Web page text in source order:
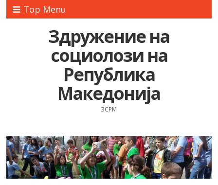
Top Menu
Здружение на
социолози на
Република
Македонија
ЗСРМ